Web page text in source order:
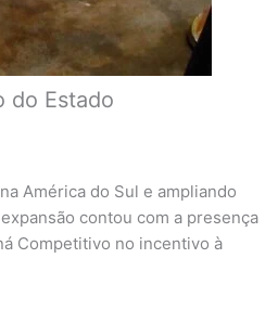
do Estado
América do Sul e ampliando
contou com a presença
Competitivo no incentivo à